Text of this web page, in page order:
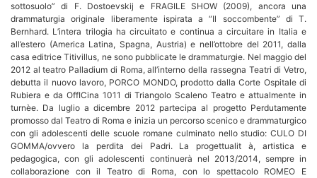
sottosuolo” di F. Dostoevskij e FRAGILE SHOW (2009), ancora una
drammaturgia originale liberamente ispirata a “Il soccombente” di T.
Bernhard. L’intera trilogia ha circuitato e continua a circuitare in Italia e
all’estero (America Latina, Spagna, Austria) e nell’ottobre del 2011, dalla
casa editrice Titivillus, ne sono pubblicate le drammaturgie. Nel maggio del
2012 al teatro Palladium di Roma, all’interno della rassegna Teatri di Vetro,
debutta il nuovo lavoro, PORCO MONDO, prodotto dalla Corte Ospitale di
Rubiera e da OffICina 1011 di Triangolo Scaleno Teatro e attualmente in
turnèe. Da luglio a dicembre 2012 partecipa al progetto Perdutamente
promosso dal Teatro di Roma e inizia un percorso scenico e drammaturgico
con gli adolescenti delle scuole romane culminato nello studio: CULO DI
GOMMA/ovvero la perdita dei Padri. La progettualit à, artistica e
pedagogica, con gli adolescenti continuerà nel 2013/2014, sempre in
collaborazione con il Teatro di Roma, con lo spettacolo ROMEO E